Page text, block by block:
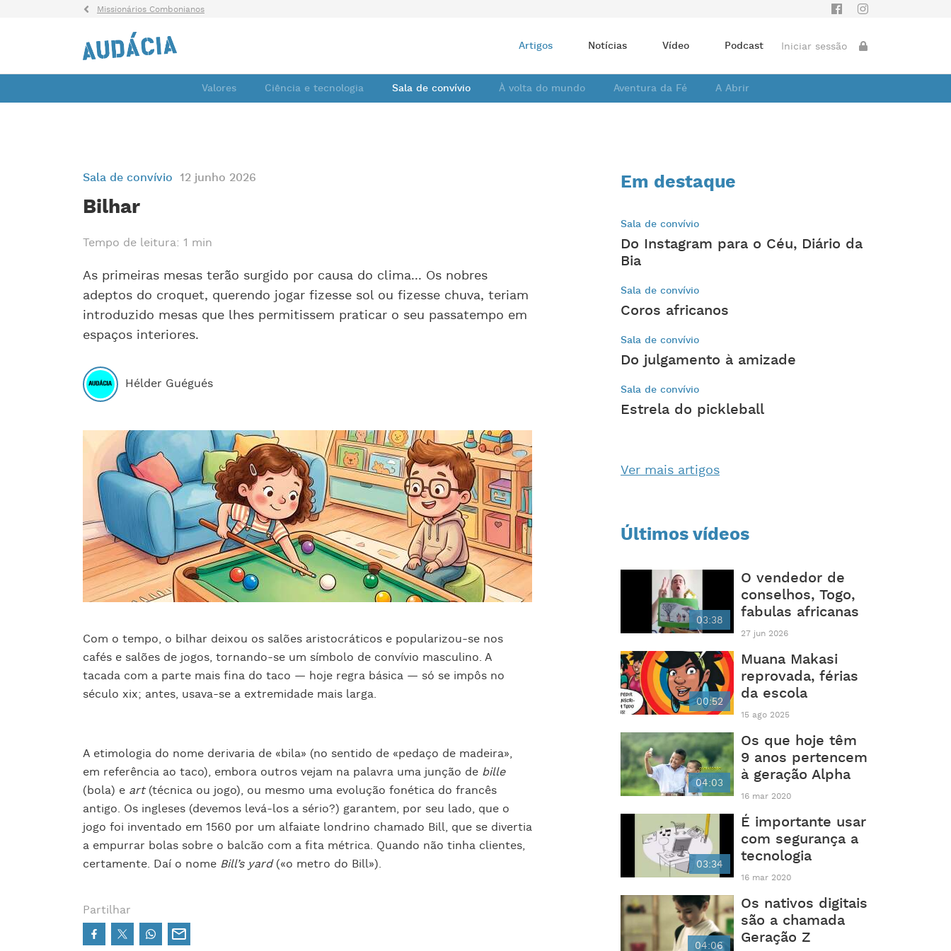
Missionários Combonianos
Artigos Notícias Vídeo Podcast Iniciar sessão
Valores Ciência e tecnologia Sala de convívio À volta do mundo Aventura da Fé A Abrir
Sala de convívio 12 junho 2026
Bilhar
Tempo de leitura: 1 min
As primeiras mesas terão surgido por causa do clima... Os nobres
adeptos do croquet, querendo jogar fizesse sol ou fizesse chuva, teriam
introduzido mesas que lhes permitissem praticar o seu passatempo em
espaços interiores.
Hélder Guégués
Com o tempo, o bilhar deixou os salões aristocráticos e popularizou-se nos
cafés e salões de jogos, tornando-se um símbolo de convívio masculino. A
tacada com a parte mais fina do taco — hoje regra básica — só se impôs no
século xix; antes, usava-se a extremidade mais larga.
A etimologia do nome derivaria de «bila» (no sentido de «pedaço de madeira»,
em referência ao taco), embora outros vejam na palavra uma junção de bille
(bola) e art(técnica ou jogo), ou mesmo uma evolução fonética do francês
antigo. Os ingleses (devemos levá-los a sério?) garantem, por seu lado, que o
jogo foi inventado em 1560 por um alfaiate londrino chamado Bill, que se divertia
a empurrar bolas sobre o balcão com a fita métrica. Quando não tinha clientes,
certamente. Daí o nome Bill’s yard(«o metro do Bill»).
Partilhar
Em destaque
Sala de convívio
Do Instagram para o Céu, Diário da
Bia
Sala de convívio
Coros africanos
Sala de convívio
Do julgamento à amizade
Sala de convívio
Estrela do pickleball
Ver mais artigos
Últimos vídeos
03:38
O vendedor de
conselhos, Togo,
fabulas africanas
27 jun 2026
00:52
Muana Makasi
reprovada, férias
da escola
15 ago 2025
04:03
Os que hoje têm
9 anos pertencem
à geração Alpha
16 mar 2020
03:34
É importante usar
com segurança a
tecnologia
16 mar 2020
04:06
Os nativos digitais
são a chamada
Geração Z